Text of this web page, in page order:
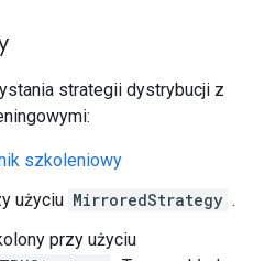
strategii dystrybucji z
szkoleniowy
użyciu MirroredStrategy .
przy użyciu